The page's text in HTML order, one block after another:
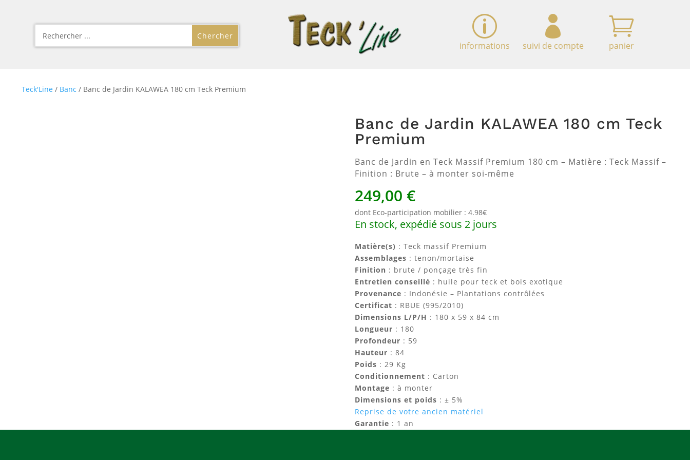
p
informations

suivi de compte

panier
Teck'Line / Banc / Banc de Jardin KALAWEA 180 cm Teck Premium
Banc de Jardin KALAWEA 180 cm Teck
Premium
Banc de Jardin en Teck Massif Premium 180 cm – Matière : Teck Massif –
Finition : Brute – à monter soi-même
249,00 €
dont Eco-participation mobilier : 4.98€
En stock, expédié sous 2 jours
Matière(s) : Teck massif Premium
Assemblages : tenon/mortaise
Finition : brute / ponçage très fin
Entretien conseillé : huile pour teck et bois exotique
Provenance : Indonésie – Plantations contrôlées
Certificat : RBUE (995/2010)
Dimensions L/P/H : 180 x 59 x 84 cm
Longueur : 180
Profondeur : 59
Hauteur : 84
Poids : 29 Kg
Conditionnement : Carton
Montage : à monter
Dimensions et poids : ± 5%
Reprise de votre ancien matériel
Garantie : 1 an